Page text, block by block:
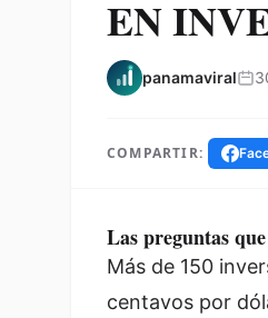
EN
panamaviral
COMPARTIR:
Las preguntas
Más de 150
centavos por